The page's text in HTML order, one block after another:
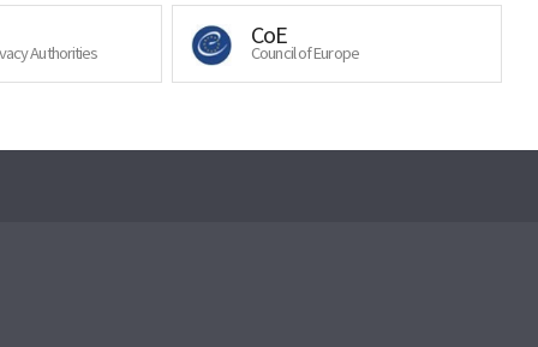
Authorities
CoE
Council of Europe